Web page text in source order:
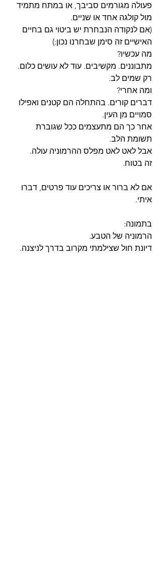
פעולה מגורמים סביבך, או במתח מתמיד
מול קולגה אחד או שניים.
(אם לנקודה הנבחרת יש ביטוי גם בחיים
האישיים זה סימן שבחרנו נכון:)
מה עכשיו?
מתבוננים. מקשיבים. עוד לא עושים כלום.
רק שמים לב.
ומה אחרי?
דברים קורים. בהתחלה הם קטנים ואפילו
סמויים מן העין.
אחר כך הם מתעצמים ככל שגוברת
תשומת הלב.
אבל לאט לאט מפלס ההרמוניה עולה.
זה בטוח.
אם לא ברור או צריכים עוד פרטים, דברו
איתי.
בתמונה:
הרמוניה של הטבע.
דיונת חול שצילמתי מקרוב בדרך לניצנה.